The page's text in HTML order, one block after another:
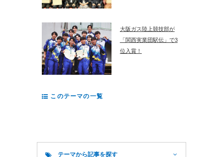
大阪ガス陸上競技部が
「関西実業団駅伝」で3
位入賞！
このテーマの一覧
テーマから記事を探す